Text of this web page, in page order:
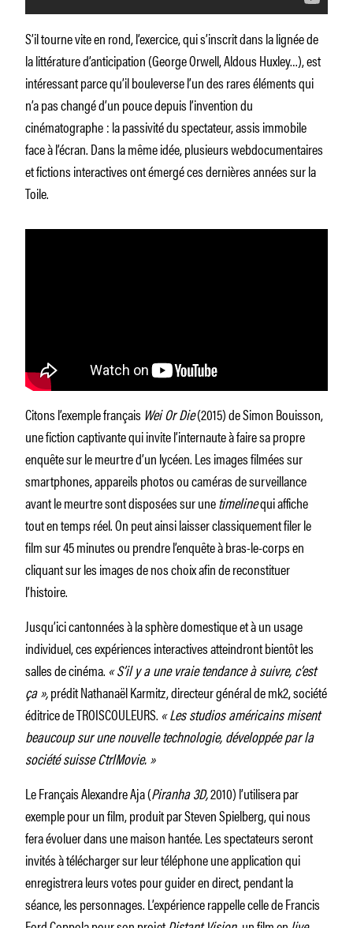
S’il tourne vite en rond, l’exercice, qui s’inscrit dans la lignée de
la littérature d’anticipation (George Orwell, Aldous Huxley…), est
intéressant parce qu’il bouleverse l’un des rares éléments qui
n’a pas changé d’un pouce depuis l’invention du
cinématographe : la passivité du spectateur, assis immobile
face à l’écran. Dans la même idée, plusieurs webdocumentaires
et fictions interactives ont émergé ces dernières années sur la
Toile.
Citons l’exemple françaisWei Or Die(2015) de Simon Bouisson,
une fiction captivante qui invite l’internaute à faire sa propre
enquête sur le meurtre d’un lycéen. Les images filmées sur
smartphones, appareils photos ou caméras de surveillance
avant le meurtre sont disposées sur unetimelinequi affiche
tout en temps réel. On peut ainsi laisser classiquement filer le
film sur 45 minutes ou prendre l’enquête à bras-le-corps en
cliquant sur les images de nos choix afin de reconstituer
l’histoire.
Jusqu’ici cantonnées à la sphère domestique et à un usage
individuel, ces expériences interactives atteindront bientôt les
salles de cinéma. «S’il y a une vraie tendance à suivre, c’est
ça»,prédit Nathanaël Karmitz, directeur général de mk2, société
éditrice de TROISCOULEURS. «Les studios américains misent
beaucoup sur une nouvelle technologie, développée par la
société suisse CtrlMovie.»
Le Français Alexandre Aja (Piranha 3D,2010) l’utilisera par
exemple pour un film, produit par Steven Spielberg, qui nous
fera évoluer dans une maison hantée. Les spectateurs seront
invités à télécharger sur leur téléphone une application qui
enregistrera leurs votes pour guider en direct, pendant la
séance, les personnages. L’expérience rappelle celle de Francis